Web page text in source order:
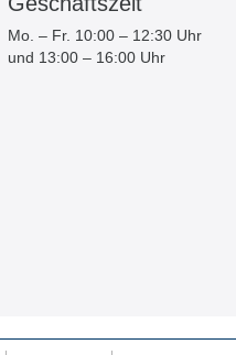
Mo. – Fr. 10:00 – 12:30 Uhr
und 13:00 – 16:00 Uhr